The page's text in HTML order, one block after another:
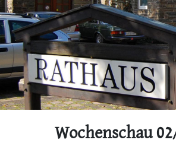
Wochenschau